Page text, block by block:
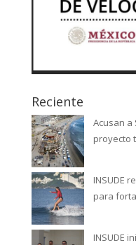
Reciente
Acusan a
proyecto
INSUDE
para
INSUDE